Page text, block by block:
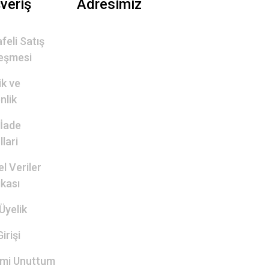
Satış
ve
Veriler
Unuttum
Adresimiz